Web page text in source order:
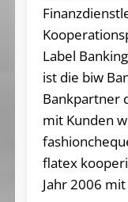
Label
ist die biw
Bankpartner
mit Kunden
flatex
Jahr 2006